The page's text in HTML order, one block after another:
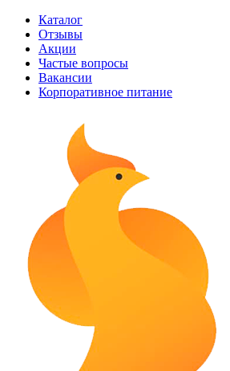
Каталог
Отзывы
Акции
Частые вопросы
Вакансии
Корпоративное питание